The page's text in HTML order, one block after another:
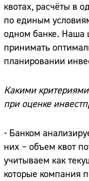
квотах, расчёты в
по единым
одном банке. Наша
принимать
планировании
Какими
при оценке
- Банком
них – объем квот
учитываем как
которые компания